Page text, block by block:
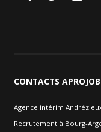
CONTACTS APROJOB
Agence intérim
Recrutement à Bourg-